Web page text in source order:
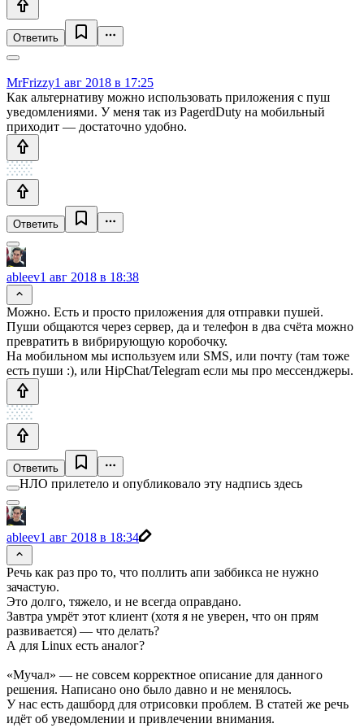
Ответить
MrFrizzy1 авг 2018 в 17:25
Как альтернативу можно использовать приложения с пуш
уведомлениями. У меня так из PagerdDuty на мобильный
приходит — достаточно удобно.
Ответить
ableev1 авг 2018 в 18:38
Можно. Есть и просто приложения для отправки пушей.
Пуши общаются через сервер, да и телефон в два счёта можно
превратить в вибрирующую коробочку.
На мобильном мы используем или SMS, или почту (там тоже
есть пуши :), или HipChat/Telegram если мы про мессенджеры.
Ответить
НЛО прилетело и опубликовало эту надпись здесь
ableev1 авг 2018 в 18:34
Речь как раз про то, что поллить апи заббикса не нужно
зачастую.
Это долго, тяжело, и не всегда оправдано.
Завтра умрёт этот клиент (хотя я не уверен, что он прям
развивается) — что делать?
А для Linux есть аналог?
«Мучал» — не совсем корректное описание для данного
решения. Написано оно было давно и не менялось.
У нас есть дашборд для отрисовки проблем. В статей же речь
идёт об уведомлении и привлечении внимания.